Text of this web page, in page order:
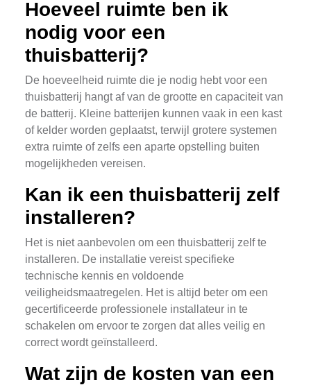
Hoeveel ruimte ben ik
nodig voor een
thuisbatterij?
De hoeveelheid ruimte die je nodig hebt voor een
thuisbatterij hangt af van de grootte en capaciteit van
de batterij. Kleine batterijen kunnen vaak in een kast
of kelder worden geplaatst, terwijl grotere systemen
extra ruimte of zelfs een aparte opstelling buiten
mogelijkheden vereisen.
Kan ik een thuisbatterij zelf
installeren?
Het is niet aanbevolen om een thuisbatterij zelf te
installeren. De installatie vereist specifieke
technische kennis en voldoende
veiligheidsmaatregelen. Het is altijd beter om een
gecertificeerde professionele installateur in te
schakelen om ervoor te zorgen dat alles veilig en
correct wordt geïnstalleerd.
Wat zijn de kosten van een